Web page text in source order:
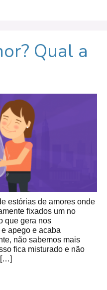
Qual a
estórias de amores onde
fixados um no
que gera nos
apego e acaba
não sabemos mais
fica misturado e não
[…]